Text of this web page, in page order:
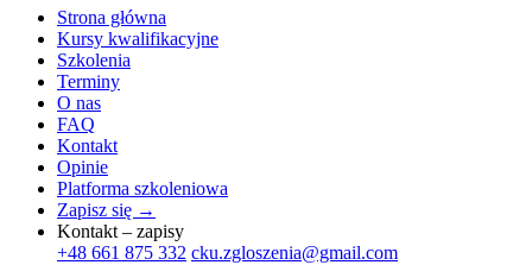
Strona główna
Kursy kwalifikacyjne
Szkolenia
Terminy
O nas
FAQ
Kontakt
Opinie
Platforma szkoleniowa
Zapisz się →
Kontakt – zapisy
+48 661 875 332 cku.zgloszenia@gmail.com